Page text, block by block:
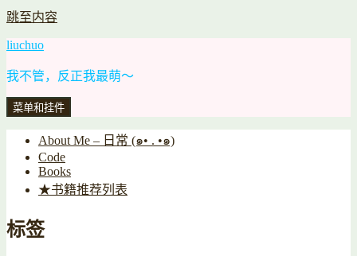
跳至内容
liuchuo
我不管，反正我最萌～
菜单和挂件
About Me – 日常 (๑• . •๑)
Code
Books
★书籍推荐列表
标签